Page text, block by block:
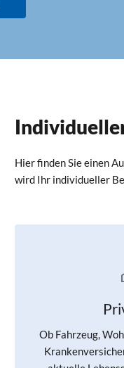
Hier finden Sie einen
wird Ihr individueller
Ob Fahrzeug,